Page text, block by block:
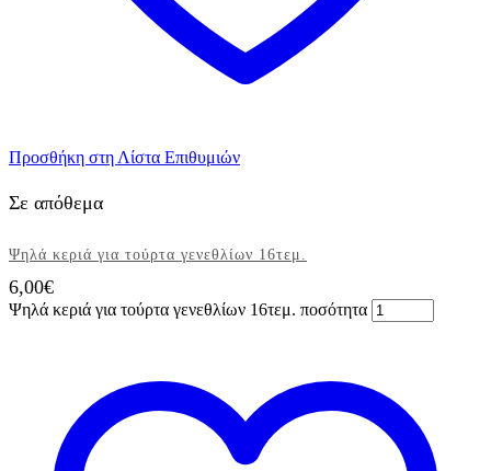
Προσθήκη στη Λίστα Επιθυμιών
Σε απόθεμα
Ψηλά κεριά για τούρτα γενεθλίων 16τεμ.
6,00€
Ψηλά κεριά για τούρτα γενεθλίων 16τεμ. ποσότητα